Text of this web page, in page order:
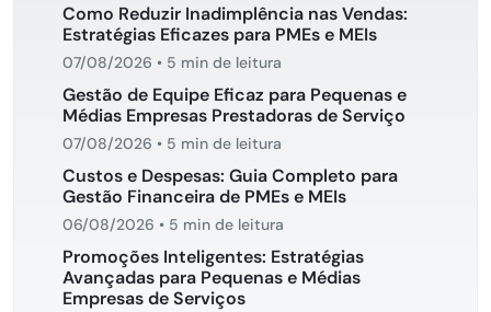
Como Reduzir Inadimplência nas Vendas:
Estratégias Eficazes para PMEs e MEIs
07/08/2026 • 5 min de leitura
Gestão de Equipe Eficaz para Pequenas e
Médias Empresas Prestadoras de Serviço
07/08/2026 • 5 min de leitura
Custos e Despesas: Guia Completo para
Gestão Financeira de PMEs e MEIs
06/08/2026 • 5 min de leitura
Promoções Inteligentes: Estratégias
Avançadas para Pequenas e Médias
Empresas de Serviços